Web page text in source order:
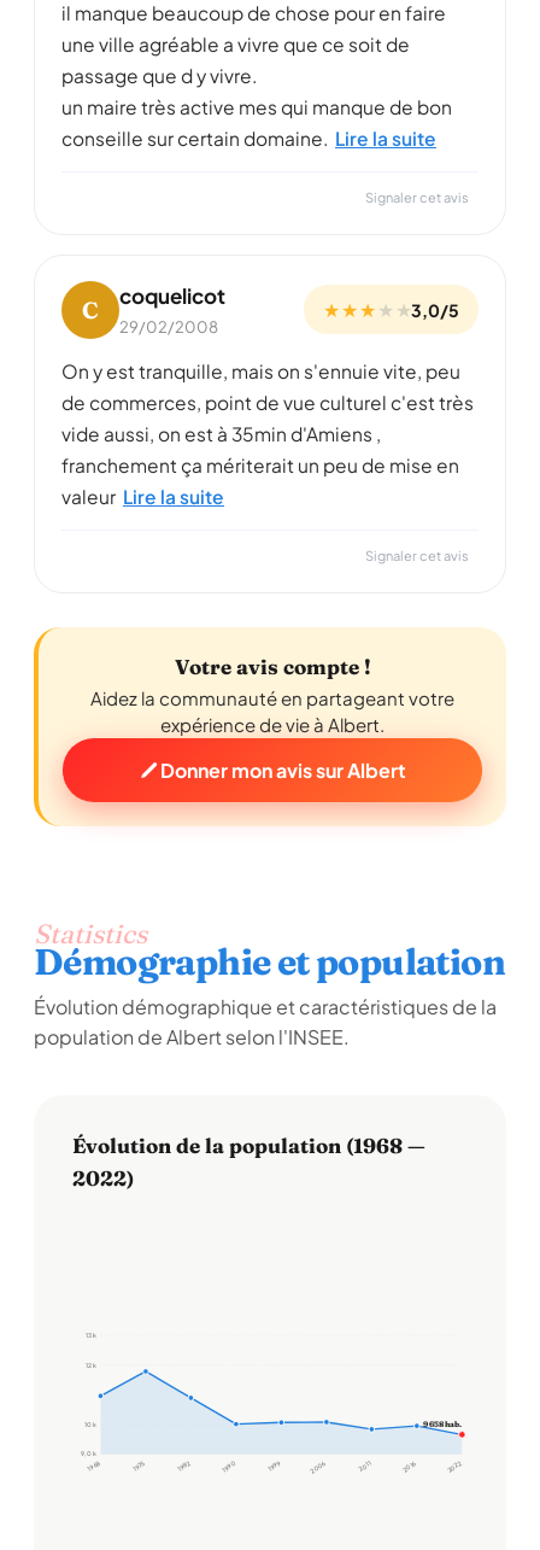
il manque beaucoup de chose pour en faire
une ville agréable a vivre que ce soit de
passage que d y vivre.
un maire très active mes qui manque de bon
conseille sur certain domaine. Lire la suite
Signaler cet avis
C coquelicot
29/02/2008
★ ★ ★★ ★3,0/5
On y est tranquille, mais on s'ennuie vite, peu
de commerces, point de vue culturel c'est très
vide aussi, on est à 35min d'Amiens ,
franchement ça mériterait un peu de mise en
valeur Lire la suite
Signaler cet avis
Votre avis compte !
Aidez la communauté en partageant votre
expérience de vie à Albert.
Donner mon avis sur Albert
Statistics
Démographie et population
Évolution démographique et caractéristiques de la
population de Albert selon l'INSEE.
Évolution de la population (1968 —
2022)
9,0 k
10 k
12 k
13 k
1968 1975 1982 1990 1999 2006 2011 2016 2022
9 658 hab.